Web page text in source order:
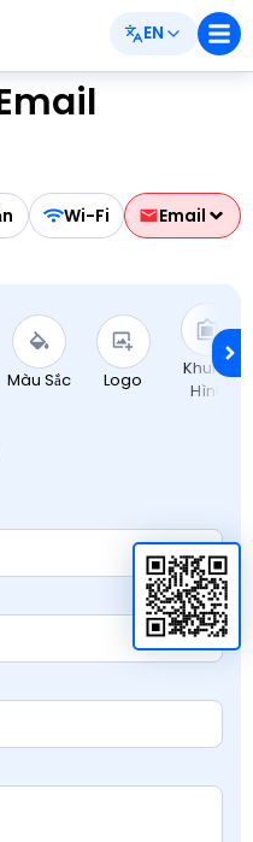
EN
Wi-Fi Email
Màu Sắc Logo
Khung
Hình